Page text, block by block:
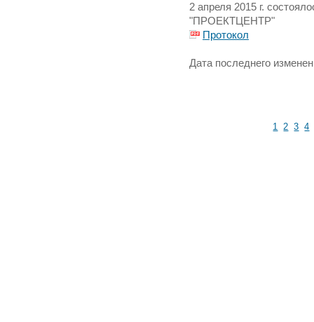
2 апреля 2015 г.
"ПРОЕКТЦЕНТР"
Протокол
Дата последнего
1 2 3 4